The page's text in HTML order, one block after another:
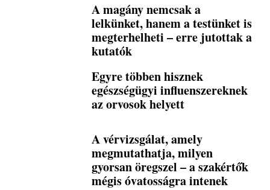
A magány nemcsak a
lelkünket, hanem a testünket is
megterhelheti – erre jutottak a
kutatók
Egyre többen hisznek
egészségügyi influenszereknek
az orvosok helyett
A vérvizsgálat, amely
megmutathatja, milyen
gyorsan öregszel – a szakértők
mégis óvatosságra intenek